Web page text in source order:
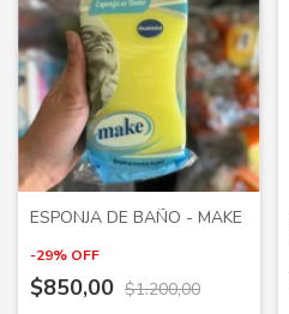
ESPONJA DE BAÑO - MAKE
-29% OFF
$850,00 $1.200,00